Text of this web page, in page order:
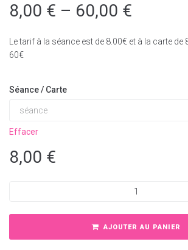
8,00 € – 60,00 €
Le tarif à la séance est de 8.00€ et à la carte
60€
Séance / Carte
Effacer
8,00 €
AJOUTER AU PANIER